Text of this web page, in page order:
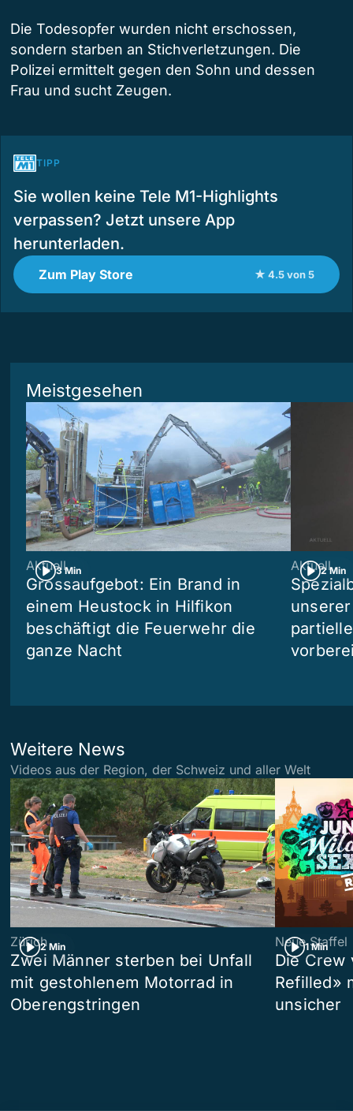
Die Todesopfer wurden nicht erschossen,
sondern starben an Stichverletzungen. Die
Polizei ermittelt gegen den Sohn und dessen
Frau und sucht Zeugen.
TIPP
Sie wollen keine Tele M1-Highlights
verpassen? Jetzt unsere App
herunterladen.
Zum Play Store ★ 4.5 von 5
Meistgesehen
3 Min
Aktuell
Grossaufgebot: Ein Brand in
einem Heustock in Hilfikon
beschäftigt die Feuerwehr die
ganze Nacht
2 Min
Aktuell
Weitere News
Videos aus der Region, der Schweiz und aller Welt
2 Min
Zürich
Zwei Männer sterben bei Unfall
mit gestohlenem Motorrad in
Oberengstringen
1 Min
Neue Staffel
Die Crew
Refilled»
unsicher